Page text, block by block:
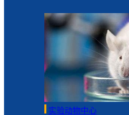
实验动物中心